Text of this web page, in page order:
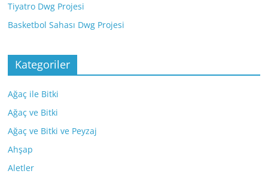
Tiyatro Dwg Projesi
Basketbol Sahası Dwg Projesi
Kategoriler
Ağaç ile Bitki
Ağaç ve Bitki
Ağaç ve Bitki ve Peyzaj
Ahşap
Aletler